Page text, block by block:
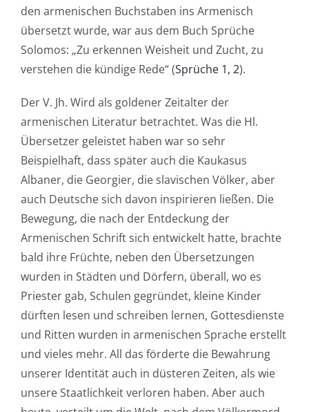
den armenischen Buchstaben ins Armenisch
übersetzt wurde, war aus dem Buch Sprüche
Solomos: „Zu erkennen Weisheit und Zucht, zu
verstehen die kündige Rede“ (Sprüche 1, 2).
Der V. Jh. Wird als goldener Zeitalter der
armenischen Literatur betrachtet. Was die Hl.
Übersetzer geleistet haben war so sehr
Beispielhaft, dass später auch die Kaukasus
Albaner, die Georgier, die slavischen Völker, aber
auch Deutsche sich davon inspirieren ließen. Die
Bewegung, die nach der Entdeckung der
Armenischen Schrift sich entwickelt hatte, brachte
bald ihre Früchte, neben den Übersetzungen
wurden in Städten und Dörfern, überall, wo es
Priester gab, Schulen gegründet, kleine Kinder
dürften lesen und schreiben lernen, Gottesdienste
und Ritten wurden in armenischen Sprache erstellt
und vieles mehr. All das förderte die Bewahrung
unserer Identität auch in düsteren Zeiten, als wie
unsere Staatlichkeit verloren haben. Aber auch